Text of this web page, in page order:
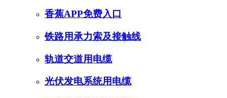
香蕉APP免费入口
铁路用承力索及接触线
轨道交道用电缆
光伏发电系统用电缆